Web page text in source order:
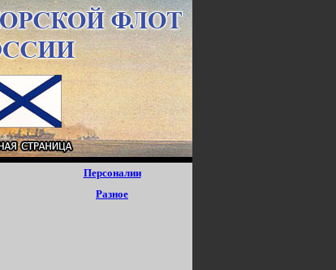
Персоналии
Разное